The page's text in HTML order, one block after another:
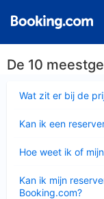
De 10
Wat zit er bij de
Kan ik een
Hoe weet ik of
Kan ik mijn
Booking.com?